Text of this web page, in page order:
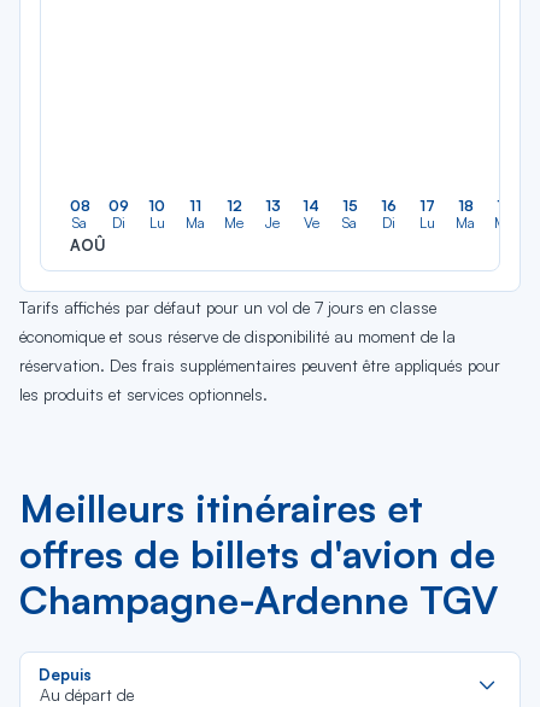
08
Sa
AOÛ
09
Di
10
Lu
11
Ma
12
Me
13
Je
14
Ve
15
Sa
16
Di
17
Lu
18
Ma
19
Me
Tarifs affichés par défaut pour un vol de 7 jours en classe
économique et sous réserve de disponibilité au moment de la
réservation. Des frais supplémentaires peuvent être appliqués pour
les produits et services optionnels.
Meilleurs itinéraires et
offres de billets d'avion de
Champagne-Ardenne TGV
Depuis
Au départ de